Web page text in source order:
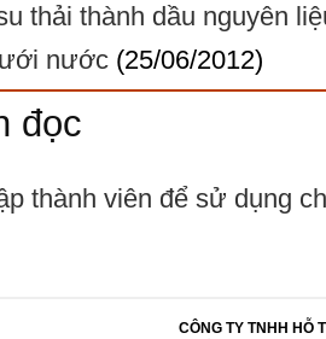
thải thành dầu nguyên
nước (25/06/2012)
đọc
thành viên để sử dụng
CÔNG TY TNHH HỖ